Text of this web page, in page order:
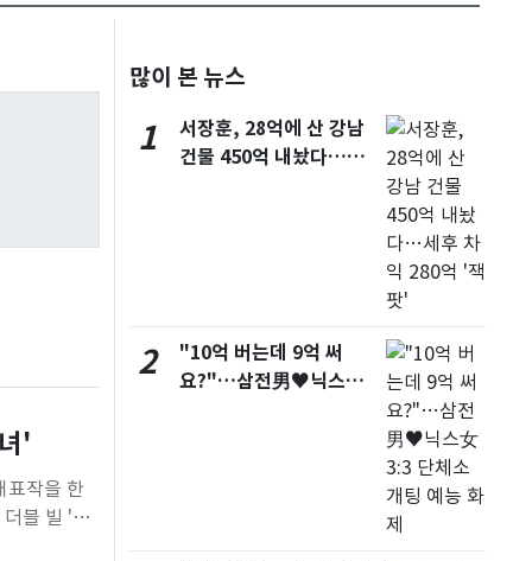
대전28℃
울산 27
강릉 21℃
제주28 ℃
부산28℃
대구 28℃
인천 28℃
광주 28 ℃
'
표작을 한
블 빌 '죽
많이 본 뉴스
1
서장훈, 28억에 산 강남
건물 450억 내놨다…세
2
"10억 버는데 9억 써
요?"…삼전男♥닉스女